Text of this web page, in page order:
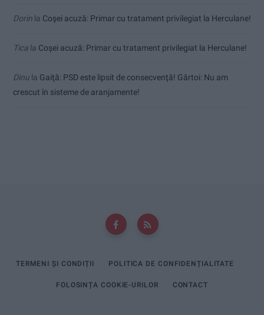
Dorin la Coșei acuză: Primar cu tratament privilegiat la Herculane!
Tica la Coșei acuză: Primar cu tratament privilegiat la Herculane!
Dinu la Gaiţă: PSD este lipsit de consecvență! Gârtoi: Nu am
crescut în sisteme de aranjamente!
TERMENI ȘI CONDIȚII POLITICA DE CONFIDENȚIALITATE
FOLOSINȚA COOKIE-URILOR CONTACT